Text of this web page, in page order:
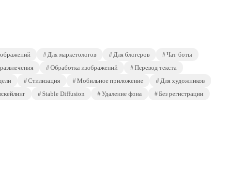
Для маркетологов Для блогеров
Чат-боты
Обработка изображений
Перевод текста
Стилизация Мобильное приложение
Для художников
Stable Diffusion Удаление фона
Без регистрации